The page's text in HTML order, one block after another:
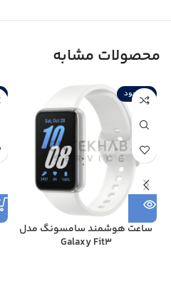
محصولات مشابه
ناموجود
ساعت هوشمند سامسونگ مدل
Galaxy Fit3